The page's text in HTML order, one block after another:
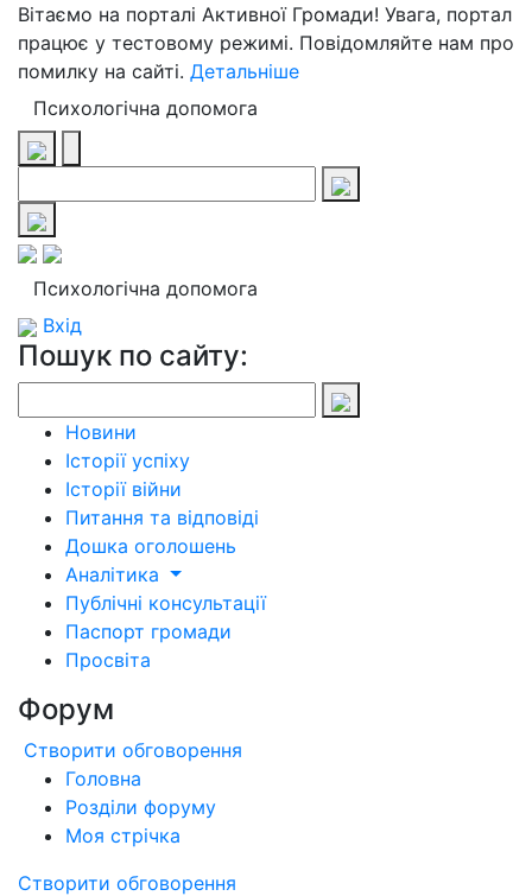
Вітаємо на порталі Активної Громади! Увага, портал
працює у тестовому режимі. Повідомляйте нам про
помилку на сайті. Детальніше
Психологічна допомога
Психологічна допомога
Вхід
Пошук по сайту:
Новини
Історії успіху
Історії війни
Питання та відповіді
Дошка оголошень
Аналітика
Публічні консультації
Паспорт громади
Просвіта
Форум
Створити обговорення
Головна
Розділи форуму
Моя стрічка
Створити обговорення